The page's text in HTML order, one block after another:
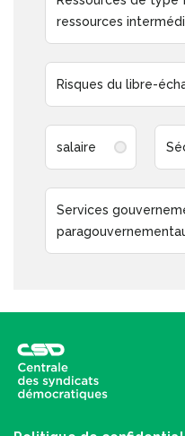
ressources
Risques du libre-
salaire
Services